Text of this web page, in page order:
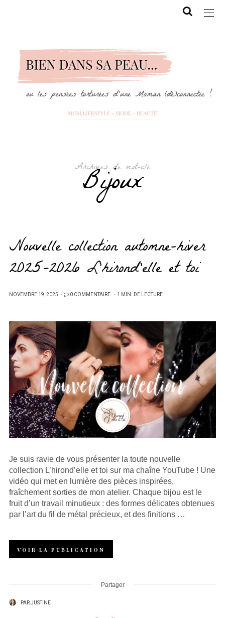
Archives de mot-clé
Bijoux
Nouvelle collection automne-hiver
2025-2026 L’hirond’elle et toi
PUBLIÉ
NOVEMBRE 19, 2025 0 COMMENTAIRE 1 MIN. DE LECTURE
Je suis ravie de vous présenter la toute nouvelle
collection L’hirond’elle et toi sur ma chaîne YouTube ! Une
vidéo qui met en lumière des pièces inspirées,
fraîchement sorties de mon atelier. Chaque bijou est le
fruit d’un travail minutieux : des formes délicates obtenues
par l’art du fil de métal précieux, et des finitions …
VOIR LA PUBLICATION
Partager
PARJUSTINE